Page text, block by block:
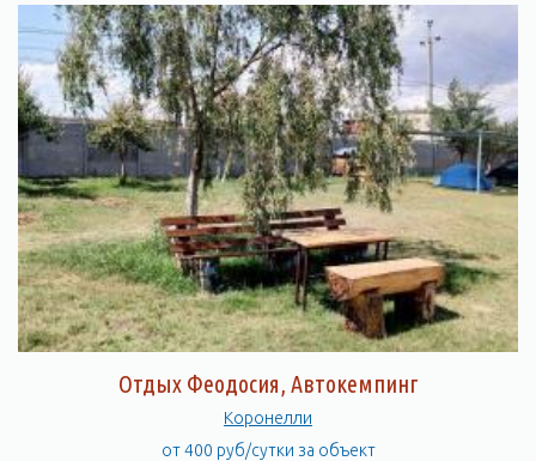
Отдых Феодосия, Автокемпинг
Коронелли
от 400 руб/сутки за объект